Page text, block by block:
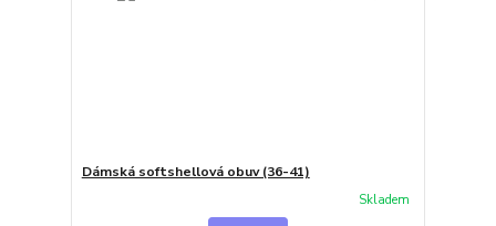
Dámská softshellová obuv (36-41)
Skladem